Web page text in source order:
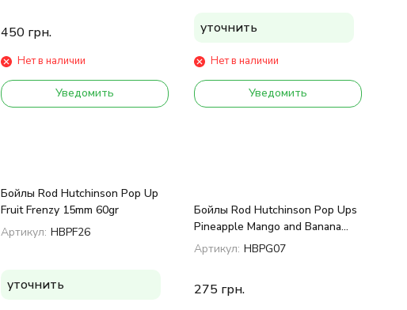
450 грн.
Нет в наличии
Уведомить
уточнить
Нет в наличии
Уведомить
Бойлы Rod Hutchinson Pop Up
Fruit Frenzy 15mm 60gr
Артикул: HBPF26
уточнить
Бойлы Rod Hutchinson Pop Ups
Pineapple Mango and Banana
14mm 60gr
Артикул: HBPG07
275 грн.